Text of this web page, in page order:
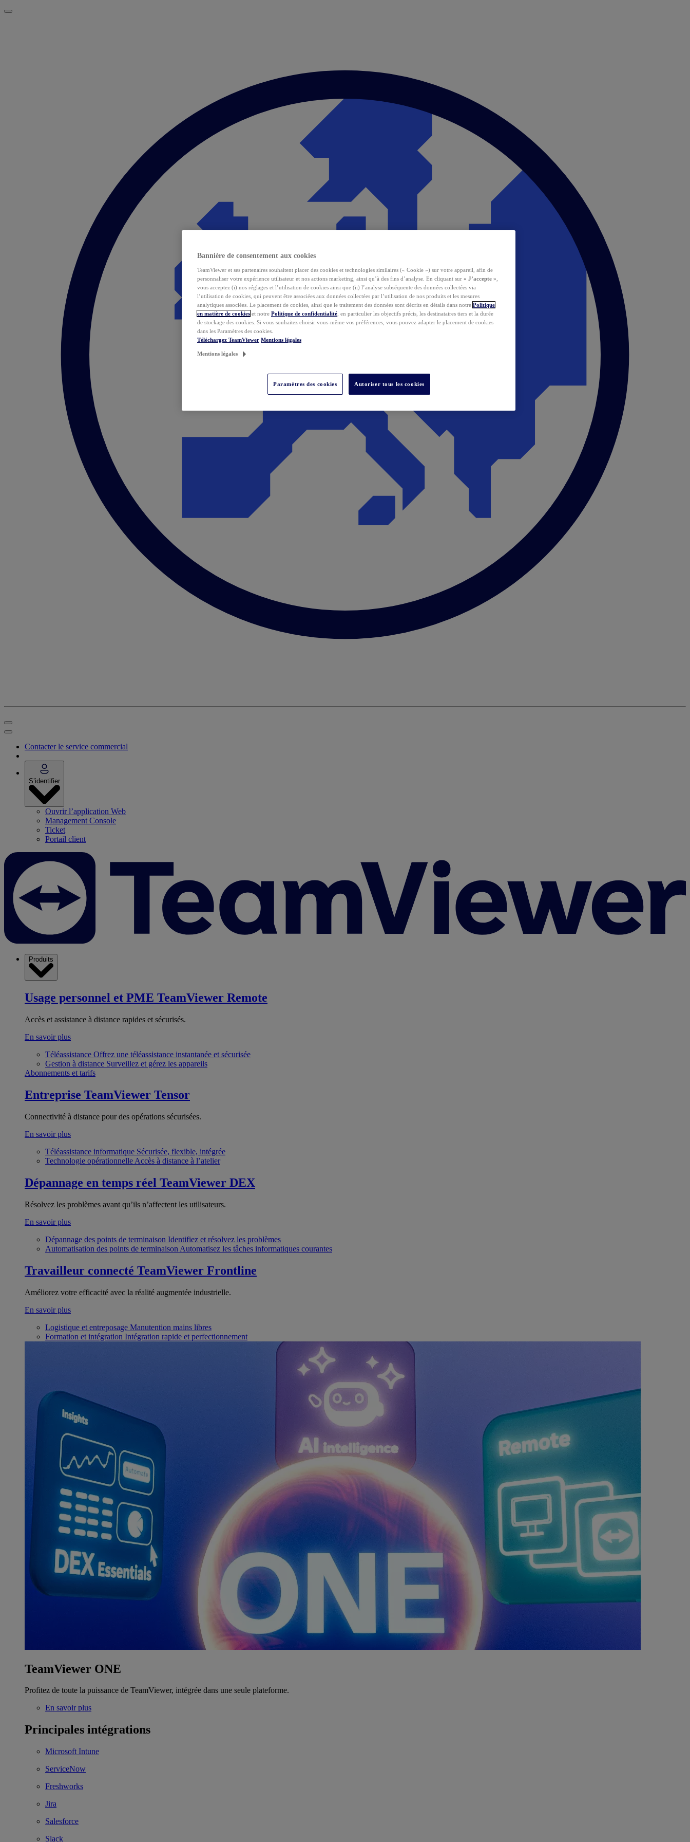
Contacter le service commercial
S’identifier
Ouvrir l’application Web
Management Console
Ticket
Portail client
Produits
Usage personnel et PME TeamViewer Remote
Accès et assistance à distance rapides et sécurisés.
En savoir plus
Téléassistance Offrez une téléassistance instantanée et sécurisée
Gestion à distance Surveillez et gérez les appareils
Abonnements et tarifs
Entreprise TeamViewer Tensor
Connectivité à distance pour des opérations sécurisées.
En savoir plus
Téléassistance informatique Sécurisée, flexible, intégrée
Technologie opérationnelle Accès à distance à l’atelier
Dépannage en temps réel TeamViewer DEX
Résolvez les problèmes avant qu’ils n’affectent les utilisateurs.
En savoir plus
Dépannage des points de terminaison Identifiez et résolvez les problèmes
Automatisation des points de terminaison Automatisez les tâches informatiques courantes
Travailleur connecté TeamViewer Frontline
Améliorez votre efficacité avec la réalité augmentée industrielle.
En savoir plus
Logistique et entreposage Manutention mains libres
Formation et intégration Intégration rapide et perfectionnement
TeamViewer ONE
Profitez de toute la puissance de TeamViewer, intégrée dans une seule plateforme.
En savoir plus
Principales intégrations
Microsoft Intune
ServiceNow
Freshworks
Jira
Salesforce
Slack
Bannière de consentement aux cookies
TeamViewer et ses partenaires souhaitent placer des cookies et technologies similaires (« Cookie ») sur votre appareil, afin de
personnaliser votre expérience utilisateur et nos actions marketing, ainsi qu’à des fins d’analyse. En cliquant sur « J’accepte »
vous acceptez (i) nos réglages et l’utilisation de cookies ainsi que (ii) l’analyse subséquente des données collectées via
l’utilisation de cookies, qui peuvent être associées aux données collectées par l’utilisation de nos produits et les mesures
analytiques associées. Le placement de cookies, ainsi que le traitement des données sont décrits en détails dans notre Politique
en matière de cookies et notre Politique de confidentialité , en particulier les objectifs précis, les destinataires tiers et la durée
de stockage des cookies. Si vous souhaitez choisir vous-même vos préférences, vous pouvez adapter le placement de cookies
dans les Paramètres des cookies.
Téléchargez TeamViewer Mentions légales
Mentions légales
Paramètres des cookies Autoriser tous les cookies